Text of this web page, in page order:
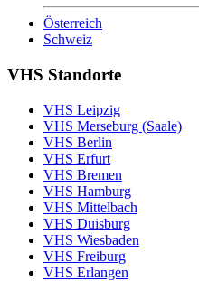
Österreich
Schweiz
VHS Standorte
VHS Leipzig
VHS Merseburg (Saale)
VHS Berlin
VHS Erfurt
VHS Bremen
VHS Hamburg
VHS Mittelbach
VHS Duisburg
VHS Wiesbaden
VHS Freiburg
VHS Erlangen